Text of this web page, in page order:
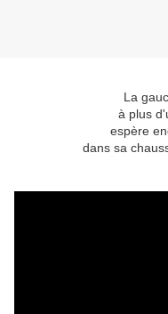
La
à plus
espère
dans sa